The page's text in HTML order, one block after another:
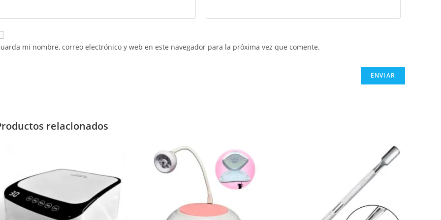
mi nombre, correo electrónico y web en este navegador para la próxima vez que comente.
relacionados